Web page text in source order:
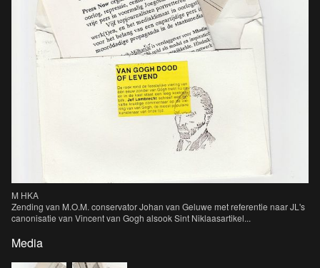
M HKA
Zending van M.O.M. conservator Johan van Geluwe met referentie naar JL's
canonisatie van Vincent van Gogh alsook Sint Niklaasartikel...
Media